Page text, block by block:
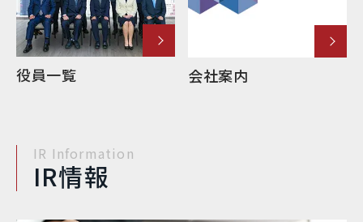
役員一覧 会社案内
IR Information
IR情報